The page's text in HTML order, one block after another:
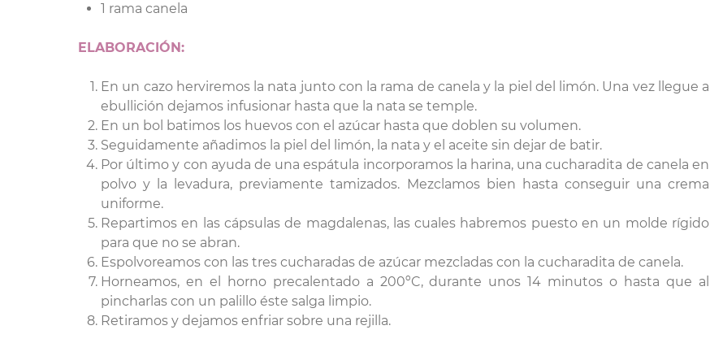
1 rama canela
ELABORACIÓN:
En un cazo herviremos la nata junto con la rama de canela y la piel del limón. Una vez llegue a
ebullición dejamos infusionar hasta que la nata se temple.
En un bol batimos los huevos con el azúcar hasta que doblen su volumen.
Seguidamente añadimos la piel del limón, la nata y el aceite sin dejar de batir.
Por último y con ayuda de una espátula incorporamos la harina, una cucharadita de canela en
polvo y la levadura, previamente tamizados. Mezclamos bien hasta conseguir una crema
uniforme.
Repartimos en las cápsulas de magdalenas, las cuales habremos puesto en un molde rígido
para que no se abran.
Espolvoreamos con las tres cucharadas de azúcar mezcladas con la cucharadita de canela.
Horneamos, en el horno precalentado a 200ºC, durante unos 14 minutos o hasta que al
pincharlas con un palillo éste salga limpio.
Retiramos y dejamos enfriar sobre una rejilla.